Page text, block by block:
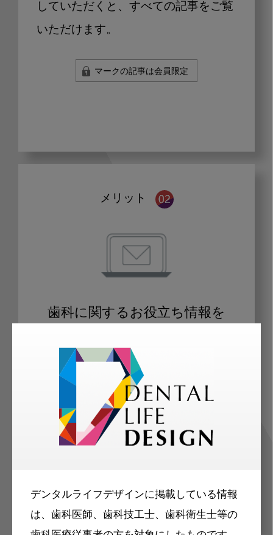
デンタルライフデザインに掲載している情報
は、歯科医師、歯科技工士、歯科衛生士等の
していただくと、すべての記事をご覧
いただけます。
マークの記事は会員限定
メリット
歯科に関するお役立ち情報を
ご登録いただいた職種（歯科医師、歯
科衛生士、歯科技工士）に合わせた内
容のメールマガジンをお届けします。